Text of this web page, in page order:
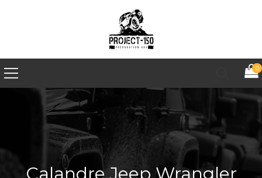
0
Calandre Jeep Wrangler